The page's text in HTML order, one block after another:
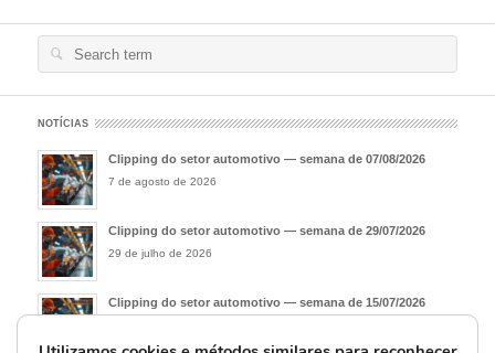
Search
NOTÍCIAS
Clipping do setor automotivo — semana de 07/08/2026
7 de agosto de 2026
Clipping do setor automotivo — semana de 29/07/2026
29 de julho de 2026
Clipping do setor automotivo — semana de 15/07/2026